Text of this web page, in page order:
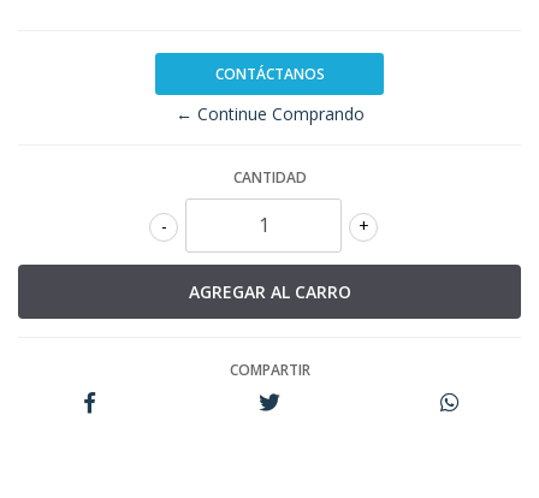
CONTÁCTANOS
← Continue Comprando
CANTIDAD
+
-
COMPARTIR